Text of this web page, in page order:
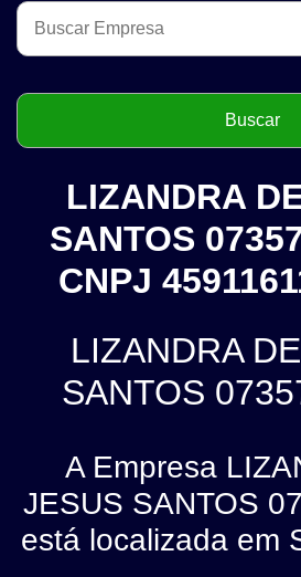
LIZANDRA
SANTOS
CNPJ
LIZANDRA
SANTOS
A Empresa
JESUS SANTOS
está localizada em